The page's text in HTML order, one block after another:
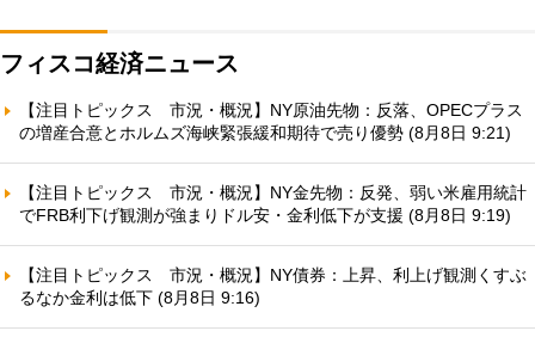
フィスコ経済ニュース
【注目トピックス 市況・概況】NY原油先物：反落、OPECプラス
の増産合意とホルムズ海峡緊張緩和期待で売り優勢 (8月8日 9:21)
【注目トピックス 市況・概況】NY金先物：反発、弱い米雇用統計
でFRB利下げ観測が強まりドル安・金利低下が支援 (8月8日 9:19)
【注目トピックス 市況・概況】NY債券：上昇、利上げ観測くすぶ
るなか金利は低下 (8月8日 9:16)